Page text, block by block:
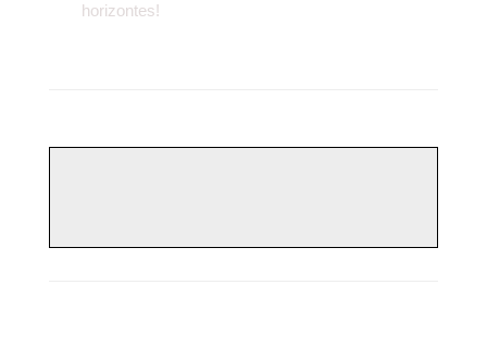
horizontes!